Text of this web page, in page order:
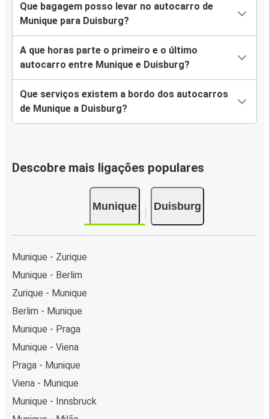
Que bagagem posso levar no autocarro de
Munique para Duisburg?
A que horas parte o primeiro e o último
autocarro entre Munique e Duisburg?
Que serviços existem a bordo dos autocarros
de Munique a Duisburg?
Descobre mais ligações populares
Munique Duisburg
Munique - Zurique
Munique - Berlim
Zurique - Munique
Berlim - Munique
Munique - Praga
Munique - Viena
Praga - Munique
Viena - Munique
Munique - Innsbruck